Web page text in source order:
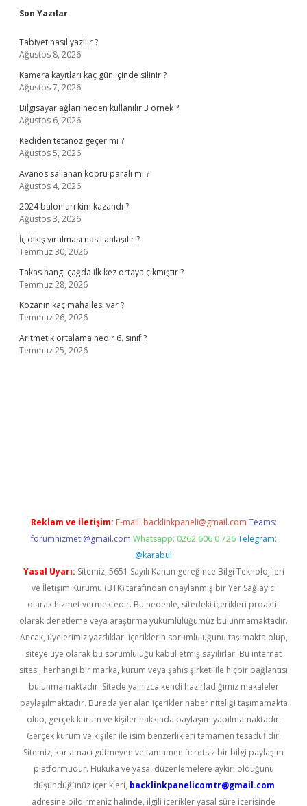
Son Yazılar
Tabiyet nasıl yazılır ?
Ağustos 8, 2026
Kamera kayıtları kaç gün içinde silinir ?
Ağustos 7, 2026
Bilgisayar ağları neden kullanılır 3 örnek ?
Ağustos 6, 2026
Kediden tetanoz geçer mi ?
Ağustos 5, 2026
Avanos sallanan köprü paralı mı ?
Ağustos 4, 2026
2024 balonları kim kazandı ?
Ağustos 3, 2026
İç dikiş yırtılması nasıl anlaşılır ?
Temmuz 30, 2026
Takas hangi çağda ilk kez ortaya çıkmıştır ?
Temmuz 28, 2026
Kozanın kaç mahallesi var ?
Temmuz 26, 2026
Aritmetik ortalama nedir 6. sınıf ?
Temmuz 25, 2026
Reklam ve İletişim: E-mail: backlinkpaneli@gmail.com Teams:
forumhizmeti@gmail.com Whatsapp: 0262 606 0 726 Telegram:
@karabul
Yasal Uyarı: Sitemiz, 5651 Sayılı Kanun gereğince Bilgi Teknolojileri
ve İletişim Kurumu (BTK) tarafından onaylanmış bir Yer Sağlayıcı
olarak hizmet vermektedir. Bu nedenle, sitedeki içerikleri proaktif
olarak denetleme veya araştırma yükümlülüğümüz bulunmamaktadır.
Ancak, üyelerimiz yazdıkları içeriklerin sorumluluğunu taşımakta olup,
siteye üye olarak bu sorumluluğu kabul etmiş sayılırlar. Bu internet
sitesi, herhangi bir marka, kurum veya şahıs şirketi ile hiçbir bağlantısı
bulunmamaktadır. Sitede yalnızca kendi hazırladığımız makaleler
paylaşılmaktadır. Burada yer alan içerikler haber niteliği taşımamakta
olup, gerçek kurum ve kişiler hakkında paylaşım yapılmamaktadır.
Gerçek kurum ve kişiler ile isim benzerlikleri tamamen tesadüfidir.
Sitemiz, kar amacı gütmeyen ve tamamen ücretsiz bir bilgi paylaşım
platformudur. Hukuka ve yasal düzenlemelere aykırı olduğunu
düşündüğünüz içerikleri, backlinkpanelicomtr@gmail.com
adresine bildirmeniz halinde, ilgili içerikler yasal süre içerisinde